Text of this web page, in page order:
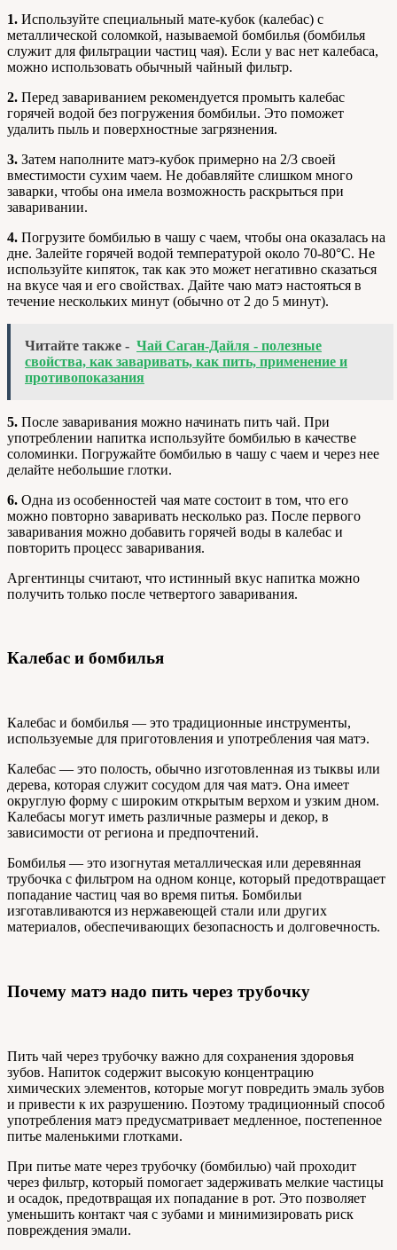
1. Используйте специальный мате-кубок (калебас) с
металлической соломкой, называемой бомбилья (бомбилья
служит для фильтрации частиц чая). Если у вас нет калебаса,
можно использовать обычный чайный фильтр.
2. Перед завариванием рекомендуется промыть калебас
горячей водой без погружения бомбильи. Это поможет
удалить пыль и поверхностные загрязнения.
3. Затем наполните матэ-кубок примерно на 2/3 своей
вместимости сухим чаем. Не добавляйте слишком много
заварки, чтобы она имела возможность раскрыться при
заваривании.
4. Погрузите бомбилью в чашу с чаем, чтобы она оказалась на
дне. Залейте горячей водой температурой около 70-80°C. Не
используйте кипяток, так как это может негативно сказаться
на вкусе чая и его свойствах. Дайте чаю матэ настояться в
течение нескольких минут (обычно от 2 до 5 минут).
Читайте также - Чай Саган-Дайля - полезные
свойства, как заваривать, как пить, применение и
противопоказания
5. После заваривания можно начинать пить чай. При
употреблении напитка используйте бомбилью в качестве
соломинки. Погружайте бомбилью в чашу с чаем и через нее
делайте небольшие глотки.
6. Одна из особенностей чая мате состоит в том, что его
можно повторно заваривать несколько раз. После первого
заваривания можно добавить горячей воды в калебас и
повторить процесс заваривания.
Аргентинцы считают, что истинный вкус напитка можно
получить только после четвертого заваривания.
Калебас и бомбилья
Калебас и бомбилья — это традиционные инструменты,
используемые для приготовления и употребления чая матэ.
Калебас — это полость, обычно изготовленная из тыквы или
дерева, которая служит сосудом для чая матэ. Она имеет
округлую форму с широким открытым верхом и узким дном.
Калебасы могут иметь различные размеры и декор, в
зависимости от региона и предпочтений.
Бомбилья — это изогнутая металлическая или деревянная
трубочка с фильтром на одном конце, который предотвращает
попадание частиц чая во время питья. Бомбильи
изготавливаются из нержавеющей стали или других
материалов, обеспечивающих безопасность и долговечность.
Почему матэ надо пить через трубочку
Пить чай через трубочку важно для сохранения здоровья
зубов. Напиток содержит высокую концентрацию
химических элементов, которые могут повредить эмаль зубов
и привести к их разрушению. Поэтому традиционный способ
употребления матэ предусматривает медленное, постепенное
питье маленькими глотками.
При питье мате через трубочку (бомбилью) чай проходит
через фильтр, который помогает задерживать мелкие частицы
и осадок, предотвращая их попадание в рот. Это позволяет
уменьшить контакт чая с зубами и минимизировать риск
повреждения эмали.